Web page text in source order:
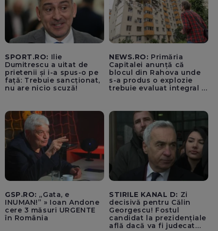
SPORT.RO: Ilie
Dumitrescu a uitat de
prietenii și i-a spus-o pe
față: Trebuie sancționat,
nu are nicio scuză!
NEWS.RO: Primăria
Capitalei anunță că
blocul din Rahova unde
s-a produs o explozie
trebuie evaluat integral și
lucrările de punere în
siguranță a părții grav
afectate
GSP.RO: „Gata, e
INUMAN!” » Ioan Andone
cere 3 măsuri URGENTE
în România
STIRILE KANAL D: Zi
decisivă pentru Călin
Georgescu! Fostul
candidat la prezidențiale
află dacă va fi judecat